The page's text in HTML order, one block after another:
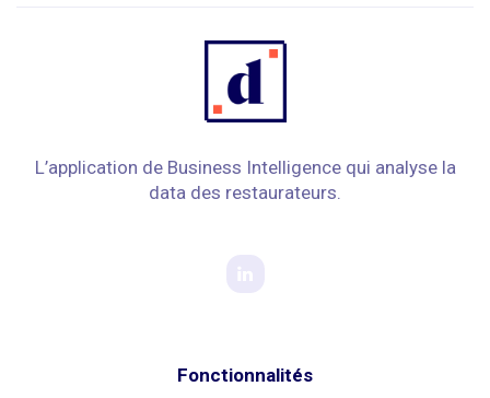
L’application de Business Intelligence qui analyse la
data des restaurateurs.
Fonctionnalités